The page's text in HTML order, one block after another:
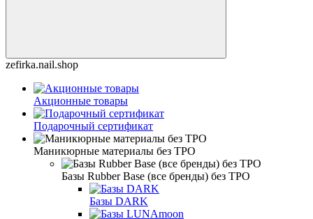
zefirka.nail.shop
Акционные товары
Подарочный сертификат
Маникюрные материалы без TPO
Базы Rubber Base (все бренды) без TPO
Базы DARK